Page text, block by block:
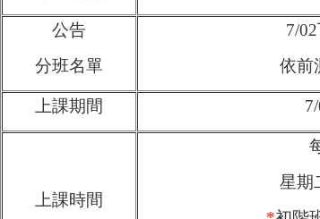
公告
分班名單
7/
依前
上課期間
上課時間
星期